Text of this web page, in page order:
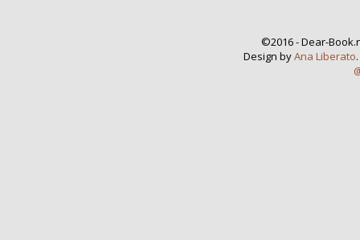
©2016 - Dear-
Design byAna Liberato